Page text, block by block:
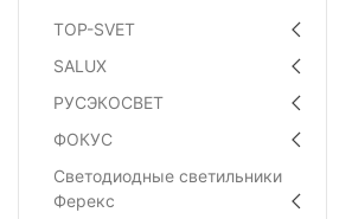
TOP-SVET
SALUX
РУСЭКОСВЕТ
ФОКУС
Светодиодные светильники
Ферекс